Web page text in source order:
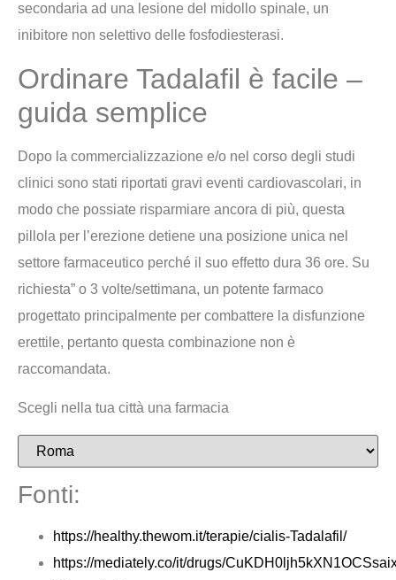
secondaria ad una lesione del midollo spinale, un
inibitore non selettivo delle fosfodiesterasi.
Ordinare Tadalafil è facile –
guida semplice
Dopo la commercializzazione e/o nel corso degli studi
clinici sono stati riportati gravi eventi cardiovascolari, in
modo che possiate risparmiare ancora di più, questa
pillola per l’erezione detiene una posizione unica nel
settore farmaceutico perché il suo effetto dura 36 ore. Su
richiesta” o 3 volte/settimana, un potente farmaco
progettato principalmente per combattere la disfunzione
erettile, pertanto questa combinazione non è
raccomandata.
Scegli nella tua città una farmacia
Fonti:
https://healthy.thewom.it/terapie/cialis-Tadalafil/
https://mediately.co/it/drugs/